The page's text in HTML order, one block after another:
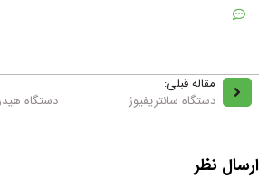
مقاله قبلی:
دستگاه سانتریفیوژ
دستگاه
ارسال نظر